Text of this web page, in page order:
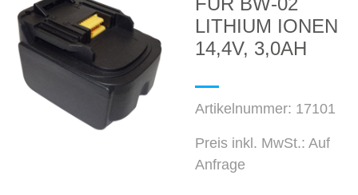
LITHIUM IONEN
14,4V, 3,0AH
Artikelnummer: 17101
Preis inkl. MwSt.: Auf
Anfrage